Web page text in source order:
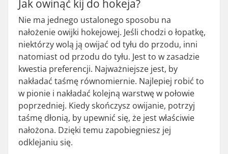
Jak owinąć kij do hokeja?
Nie ma jednego ustalonego sposobu na
nałożenie owijki hokejowej. Jeśli chodzi o łopatkę,
niektórzy wolą ją owijać od tyłu do przodu, inni
natomiast od przodu do tyłu. Jest to w zasadzie
kwestia preferencji. Najważniejsze jest, by
nakładać taśmę równomiernie. Najlepiej robić to
w pionie i nakładać kolejną warstwę w połowie
poprzedniej. Kiedy skończysz owijanie, potrzyj
taśmę dłonią, by upewnić się, że jest właściwie
nałożona. Dzięki temu zapobiegniesz jej
odklejaniu się.